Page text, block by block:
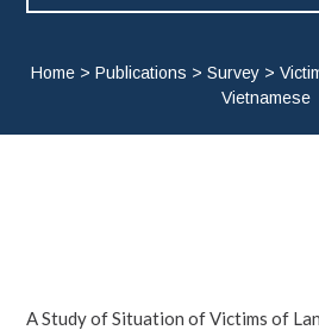
Home> Publications > Survey>
Vietnamese
A Study of Situation of Victims of